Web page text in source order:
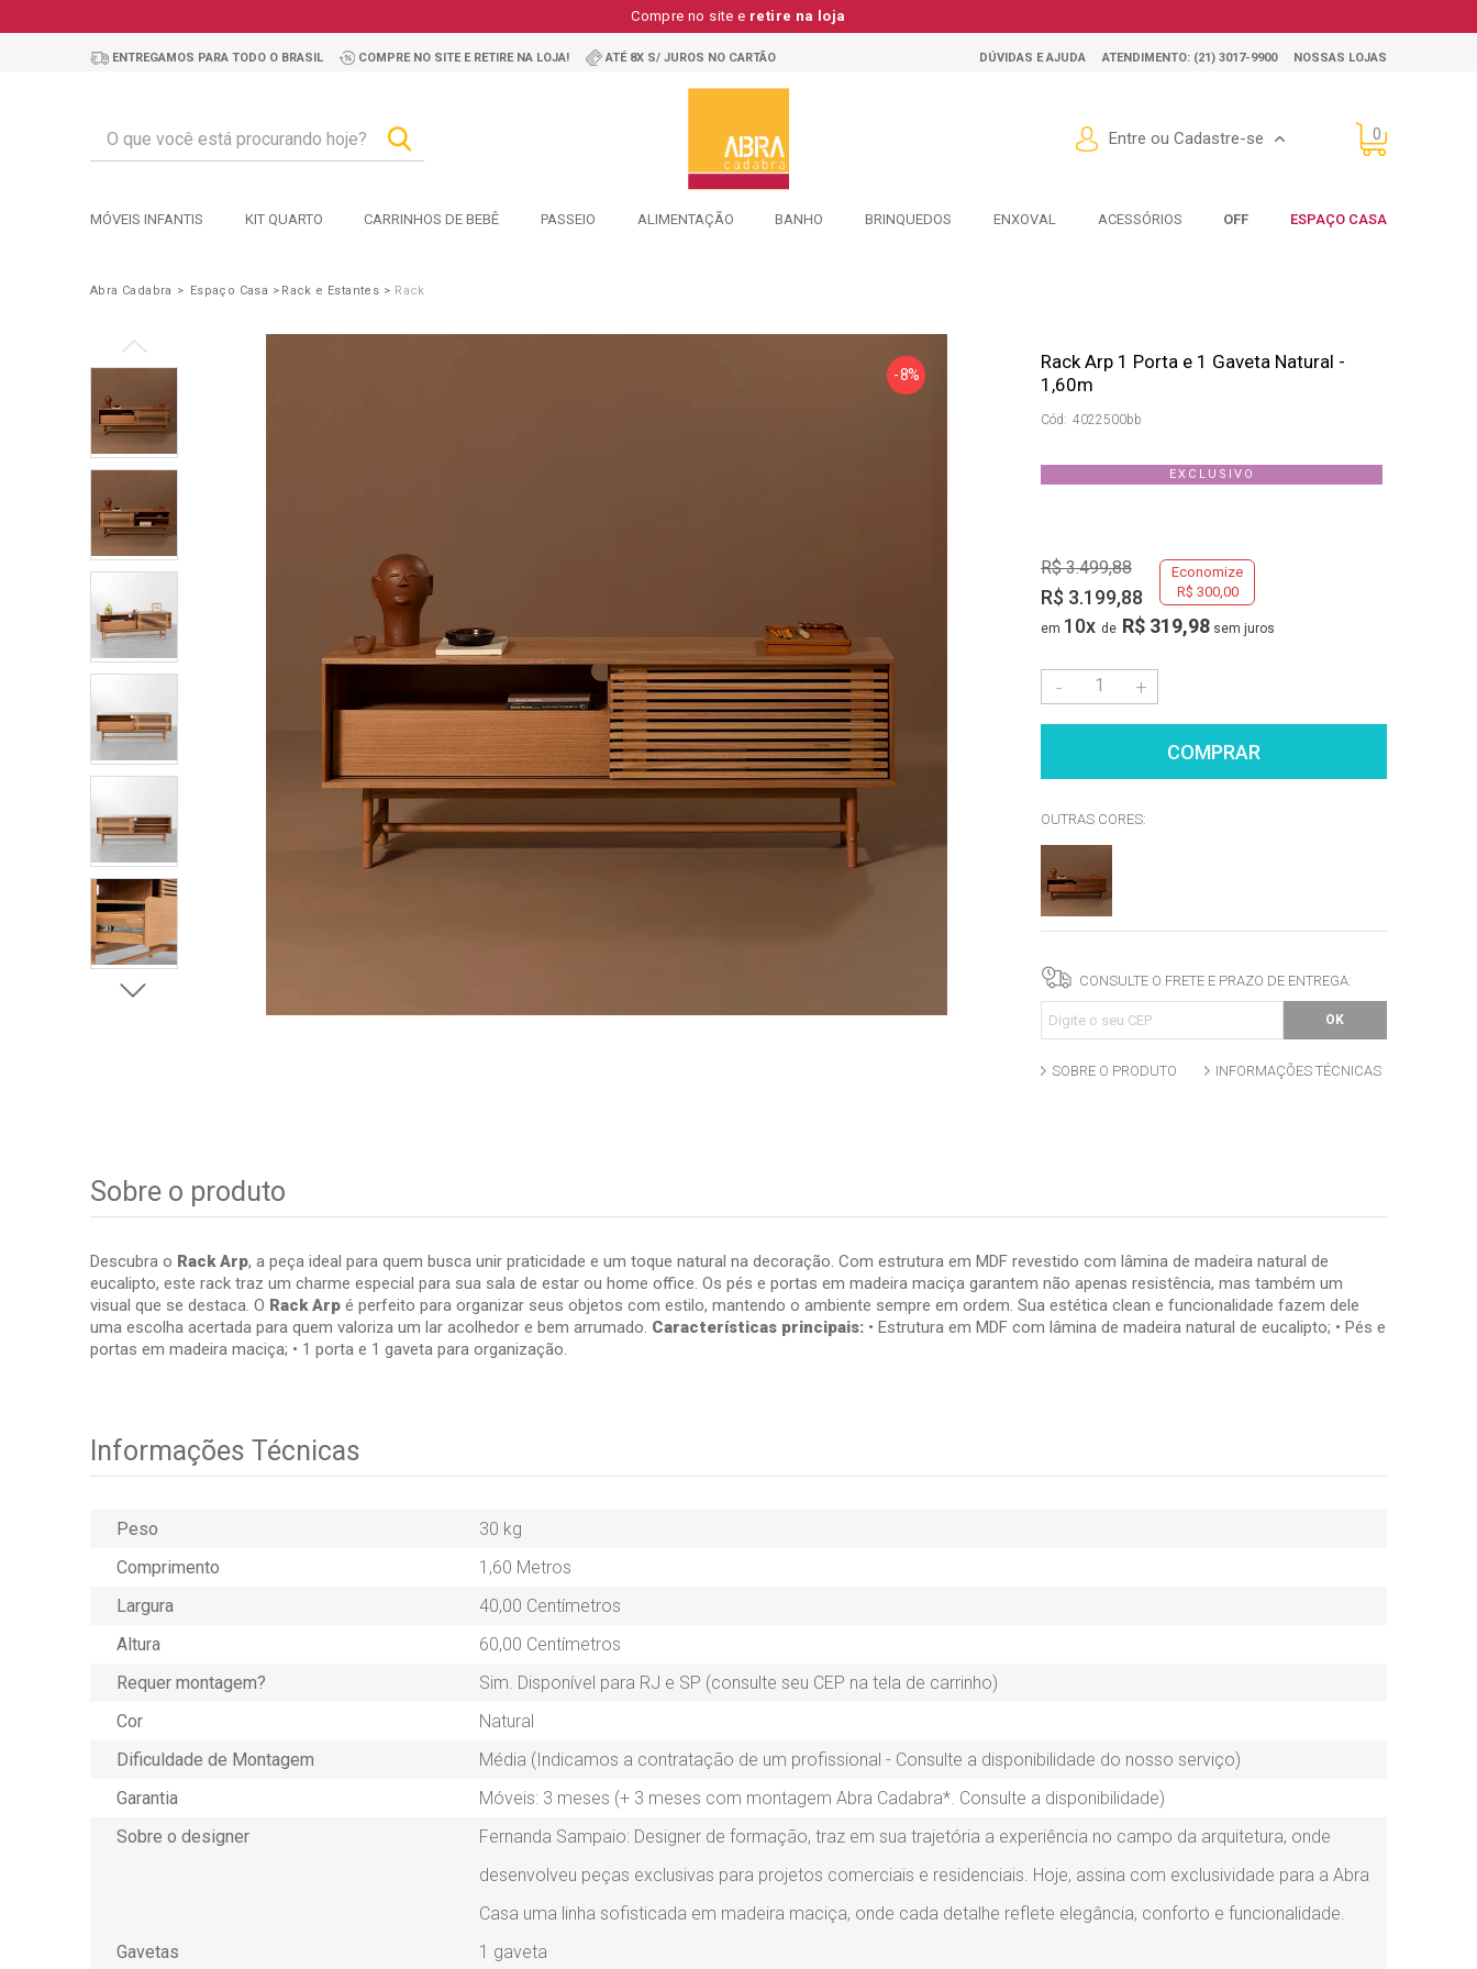
Compre no site e retire na loja
ENTREGAMOS PARA TODO O BRASIL COMPRE NO SITE E RETIRE NA LOJA! ATÉ 8X S/ JUROS NO CARTÃO DÚVIDAS E AJUDA ATENDIMENTO: (21) 3017-9900 NOSSAS LOJAS
Entre ou Cadastre-se 0
MÓVEIS INFANTIS KIT QUARTO CARRINHOS DE BEBÊ PASSEIO ALIMENTAÇÃO BANHO BRINQUEDOS ENXOVAL ACESSÓRIOS OFF ESPAÇO CASA
Abra Cadabra Espaço Casa Rack e Estantes Rack
- 8%
Rack Arp 1 Porta e 1 Gaveta Natural -
1,60m
Cód: 4022500bb
EXCLUSIVO
R$ 3.499,88
R$ 3.199,88
Economize
R$ 300,00
10x R$ 319,98 sem juros
- +
COMPRAR
OUTRAS CORES:
CONSULTE O FRETE E PRAZO DE ENTREGA:
SOBRE O PRODUTO INFORMAÇÕES TÉCNICAS
Sobre o produto
Descubra o Rack Arp, a peça ideal para quem busca unir praticidade e um toque natural na decoração. Com estrutura em MDF revestido com lâmina de madeira natural de
eucalipto, este rack traz um charme especial para sua sala de estar ou home office. Os pés e portas em madeira maciça garantem não apenas resistência, mas também um
visual que se destaca. O Rack Arp é perfeito para organizar seus objetos com estilo, mantendo o ambiente sempre em ordem. Sua estética clean e funcionalidade fazem dele
uma escolha acertada para quem valoriza um lar acolhedor e bem arrumado. Características principais: • Estrutura em MDF com lâmina de madeira natural de eucalipto; • Pés e
portas em madeira maciça; • 1 porta e 1 gaveta para organização.
Informações Técnicas
Peso
30 kg
Comprimento
1,60 Metros
Largura
40,00 Centímetros
Altura
60,00 Centímetros
Requer montagem?
Sim. Disponível para RJ e SP (consulte seu CEP na tela de carrinho)
Cor
Natural
Dificuldade de Montagem
Média (Indicamos a contratação de um profissional - Consulte a disponibilidade do nosso serviço)
Garantia
Móveis: 3 meses (+ 3 meses com montagem Abra Cadabra*. Consulte a disponibilidade)
Sobre o designer
Fernanda Sampaio: Designer de formação, traz em sua trajetória a experiência no campo da arquitetura, onde
desenvolveu peças exclusivas para projetos comerciais e residenciais. Hoje, assina com exclusividade para a Abra
Casa uma linha sofisticada em madeira maciça, onde cada detalhe reflete elegância, conforto e funcionalidade.
Gavetas
1 gaveta
Encontre este produto nas lojas físicas